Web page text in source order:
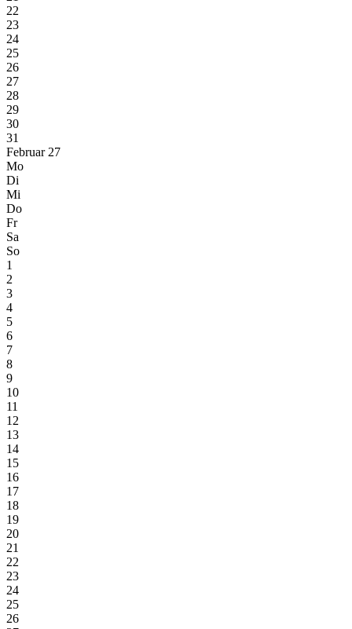
22
23
24
25
26
27
28
29
30
31
Februar 27
Mo
Di
Mi
Do
Fr
Sa
So
1
2
3
4
5
6
7
8
9
10
11
12
13
14
15
16
17
18
19
20
21
22
23
24
25
26